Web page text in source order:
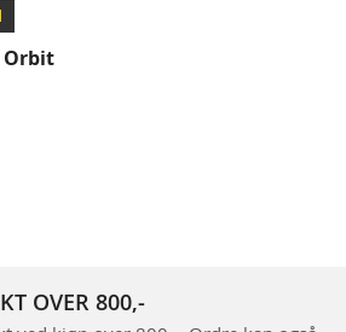
Orbit
OVER 800,-